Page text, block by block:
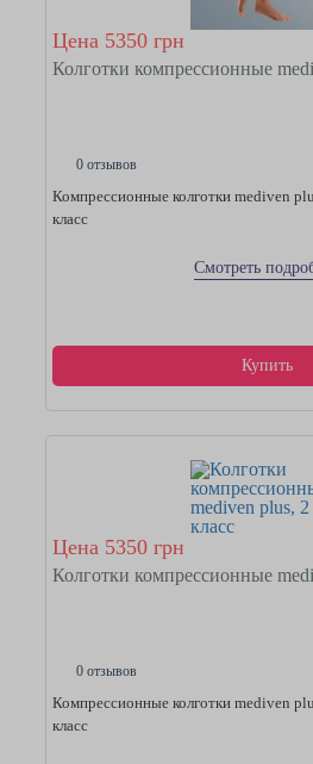
Цена 5350 грн
Колготки компрессионные
0 отзывов
Компрессионные колготки mediven
класс
Смотреть
Купить
Цена 5350 грн
Колготки компрессионные
0 отзывов
Компрессионные колготки mediven
класс